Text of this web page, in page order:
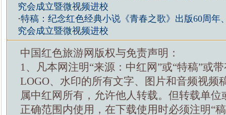
究会成立暨微视频进校
·特稿：纪念红色经典小说《青春之歌》出版60周年
究会成立暨微视频进校
中国红色旅游网版权与免责声明：
1、凡本网注明“来源：中红网”或“特稿”或
LOGO、水印的所有文字、图片和音频视频
属中红网所有，允许他人转载。但转载单位
正确范围内使用，在下载使用时必须注明“